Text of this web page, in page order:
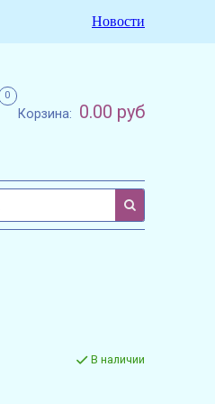
Новости
0
Корзина: 0.00 руб
В наличии